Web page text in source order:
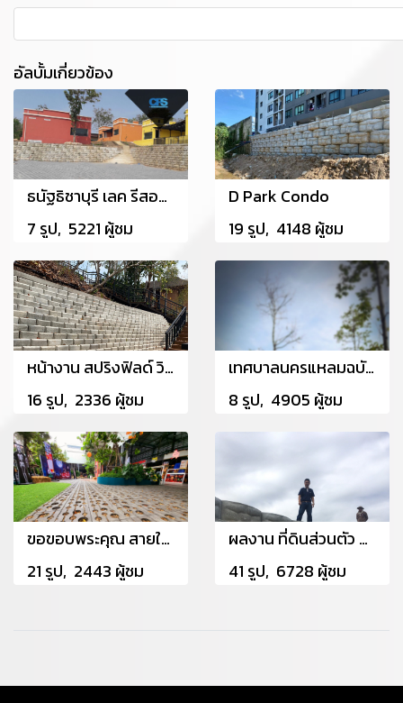
อัลบั้มเกี่ยวข้อง
ธนัฐธิชาบุรี เลค รีสอร์ท แอนด์ สปา จ.เพชรบุรี
7 รูป, 5221 ผู้ชม
D Park Condo
19 รูป, 4148 ผู้ชม
หน้างาน สปริงฟิลด์ วิลเลจ กอล์ฟ แอนด์ สปา ชะอำ จังหวัดเพชรบุรี
16 รูป, 2336 ผู้ชม
เทศบาลนครแหลมฉบัง อำเภอศรีราชา จังหวัดชลบุรี
8 รูป, 4905 ผู้ชม
ขอขอบพระคุณ สายใหม อเวนิล
21 รูป, 2443 ผู้ชม
ผลงาน ที่ดินส่วนตัว สระบรี ผู้ชำนาญการ ร่วมกับ CPS ใช้กำแพงกันดิน 5.5 เมตร
41 รูป, 6728 ผู้ชม